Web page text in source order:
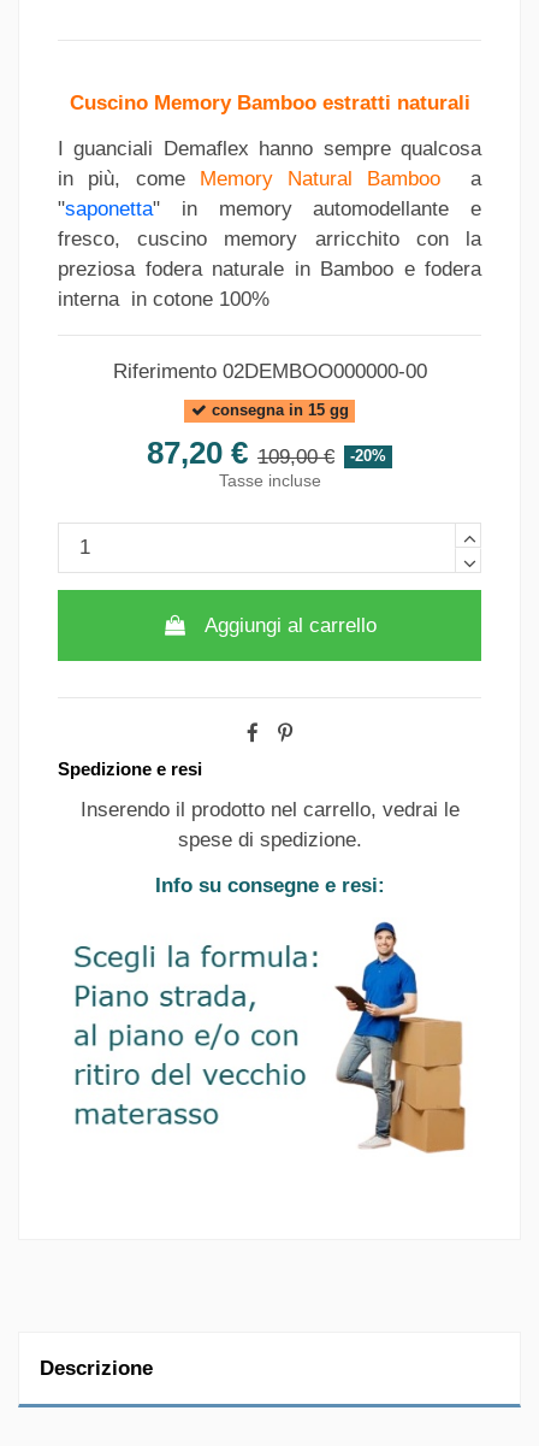
Cuscino Memory Bamboo estratti naturali
I guanciali Demaflex hanno sempre qualcosa
in più, come Memory Natural Bamboo a
"saponetta" in memory automodellante e
fresco, cuscino memory arricchito con la
preziosa fodera naturale in Bamboo e fodera
interna in cotone 100%
Riferimento 02DEMBOO000000-00
consegna in 15 gg
87,20 € 109,00 €
-20%
Tasse incluse
Aggiungi al carrello
Spedizione e resi
Inserendo il prodotto nel carrello, vedrai le
spese di spedizione.
Info su consegne e resi:
Descrizione